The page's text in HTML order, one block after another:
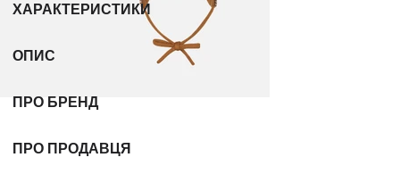
ХАРАКТЕРИСТИКИ
ОПИС
ПРО БРЕНД
ПРО ПРОДАВЦЯ